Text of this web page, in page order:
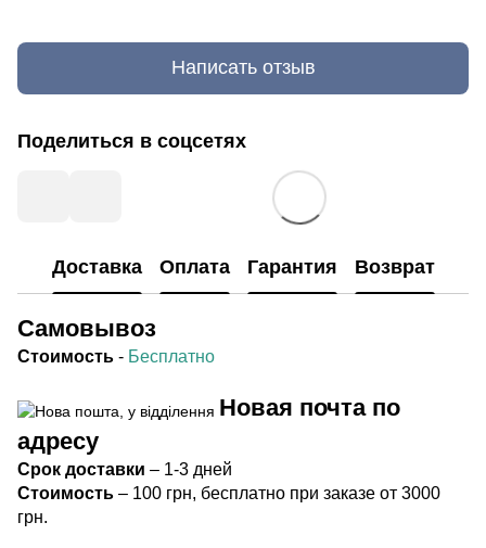
Написать отзыв
Поделиться в соцсетях
Доставка Оплата Гарантия Возврат
Самовывоз
Стоимость - Бесплатно
Новая почта по
адресу
Срок доставки – 1-3 дней
Стоимость – 100 грн, бесплатно при заказе от 3000
грн.